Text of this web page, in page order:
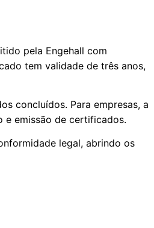
pela Engehall com
tem validade de três anos,
concluídos. Para empresas, a
e emissão de certificados.
legal, abrindo os